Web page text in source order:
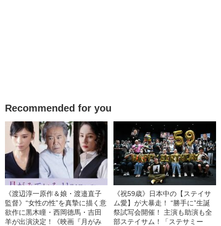
Recommended for you
《渡辺淳一原作＆娘・渡邉直子
監督》“女性の性”を真摯に描く意
欲作に黒木瞳・西岡德馬・吉田
羊が出演決定！《映画『月がみ
《祝59歳》日本中の【ステイサ
ム愛】が大暴走！ “勝手に”生誕
祭試写会開催！ 主演も助演も全
部ステイサム！「ステサミー